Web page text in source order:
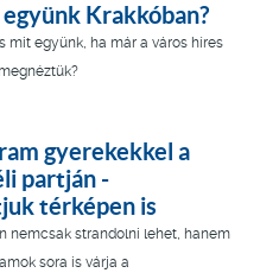
Krakkóban?
mit együnk, ha már a város híres
gyerekekkel a
partján -
térképen is
nemcsak strandolni lehet, hanem
sora is várja a